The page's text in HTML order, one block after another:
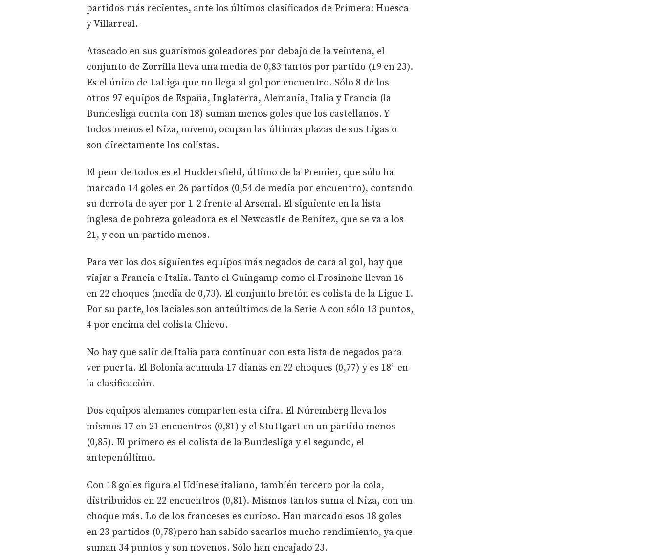
partidos más recientes, ante los últimos clasificados de Primera: Huesca
y Villarreal.
Atascado en sus guarismos goleadores por debajo de la veintena, el
conjunto de Zorrilla lleva una media de 0,83 tantos por partido (19 en 23).
Es el único de LaLiga que no llega al gol por encuentro. Sólo 8 de los
otros 97 equipos de España, Inglaterra, Alemania, Italia y Francia (la
Bundesliga cuenta con 18) suman menos goles que los castellanos. Y
todos menos el Niza, noveno, ocupan las últimas plazas de sus Ligas o
son directamente los colistas.
El peor de todos es el Huddersfield, último de la Premier, que sólo ha
marcado 14 goles en 26 partidos (0,54 de media por encuentro), contando
su derrota de ayer por 1-2 frente al Arsenal. El siguiente en la lista
inglesa de pobreza goleadora es el Newcastle de Benítez, que se va a los
21, y con un partido menos.
Para ver los dos siguientes equipos más negados de cara al gol, hay que
viajar a Francia e Italia. Tanto el Guingamp como el Frosinone llevan 16
en 22 choques (media de 0,73). El conjunto bretón es colista de la Ligue 1.
Por su parte, los laciales son anteúltimos de la Serie A con sólo 13 puntos,
4 por encima del colista Chievo.
No hay que salir de Italia para continuar con esta lista de negados para
ver puerta. El Bolonia acumula 17 dianas en 22 choques (0,77) y es 18º en
la clasificación.
Dos equipos alemanes comparten esta cifra. El Núremberg lleva los
mismos 17 en 21 encuentros (0,81) y el Stuttgart en un partido menos
(0,85). El primero es el colista de la Bundesliga y el segundo, el
antepenúltimo.
Con 18 goles figura el Udinese italiano, también tercero por la cola,
distribuidos en 22 encuentros (0,81). Mismos tantos suma el Niza, con un
choque más. Lo de los franceses es curioso. Han marcado esos 18 goles
en 23 partidos (0,78)pero han sabido sacarlos mucho rendimiento, ya que
suman 34 puntos y son novenos. Sólo han encajado 23.